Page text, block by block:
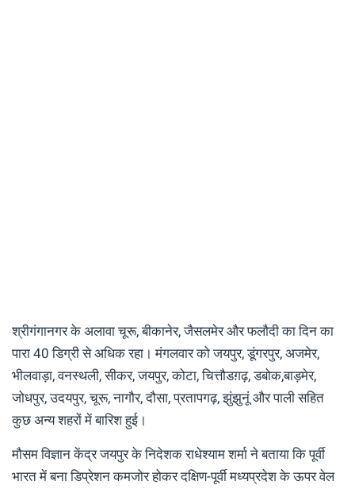
श्रीगंगानगर के अलावा चूरू, बीकानेर, जैसलमेर और फलौदी का दिन का
पारा 40 डिग्री से अधिक रहा। मंगलवार को जयपुर, डूंगरपुर, अजमेर,
भीलवाड़ा, वनस्थली, सीकर, जयपुर, कोटा, चित्तौडग़ढ़, डबोक,बाड़मेर,
जोधपुर, उदयपुर, चूरू, नागौर, दौसा, प्रतापगढ़, झुंझुनूं और पाली सहित
कुछ अन्य शहरों में बारिश हुई।
मौसम विज्ञान केंद्र जयपुर के निदेशक राधेश्याम शर्मा ने बताया कि पूर्वी
भारत में बना डिप्रेशन कमजोर होकर दक्षिण-पूर्वी मध्यप्रदेश के ऊपर वेल